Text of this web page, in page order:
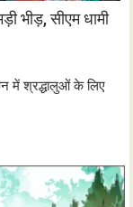
भीड़, सीएम धामी
में श्रद्धालुओं के लिए